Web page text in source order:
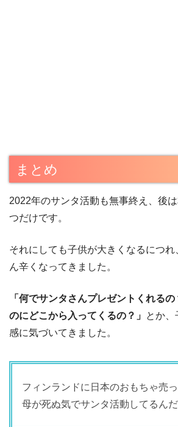
まとめ
2022年のサンタ活動も無事終え、後
つだけです。
それにしても子供が大きくなるにつ
ん辛くなってきました。
「何でサンタさんプレゼントくれる
のにどこから入ってくるの？」 とか、
感に気づいてきました。
フィンランドに日本のおもちゃ売
母が死ぬ気でサンタ活動してるんだ